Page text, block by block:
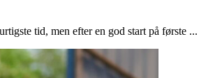
tid, men efter en god start på første ...